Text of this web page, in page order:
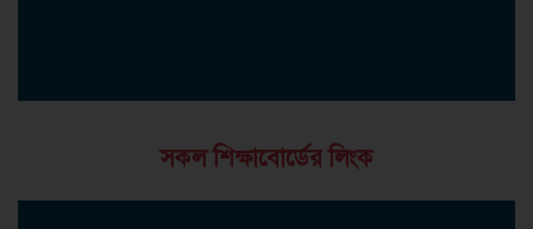
সকল শিক্ষাবোর্ডের লিংক